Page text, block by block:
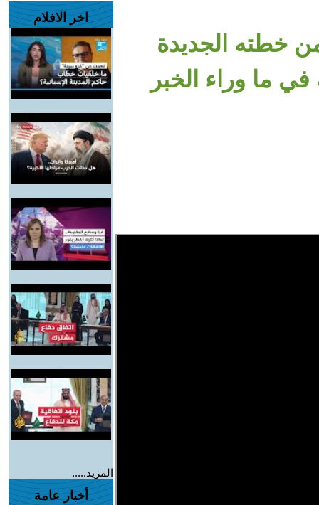
خطته الجديدة
ما وراء الخبر
اخر الافلام
المزيد.....
أخبار عامة